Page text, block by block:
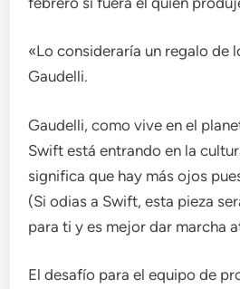
«Lo consideraría un regalo de
Gaudelli.
Gaudelli, como vive en el
Swift está entrando en la
significa que hay más ojos
(Si odias a Swift, esta pieza
para ti y es mejor dar marcha
El desafío para el equipo de